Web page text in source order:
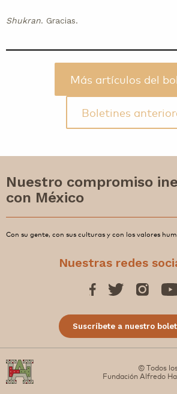
Shukran. Gracias.
Más artículos del
Boletines
Nuestro compromiso
con México
Con su gente, con sus culturas y con los valores
Nuestras redes
Suscríbete a nuestro
© Todos
Fundación Alfredo